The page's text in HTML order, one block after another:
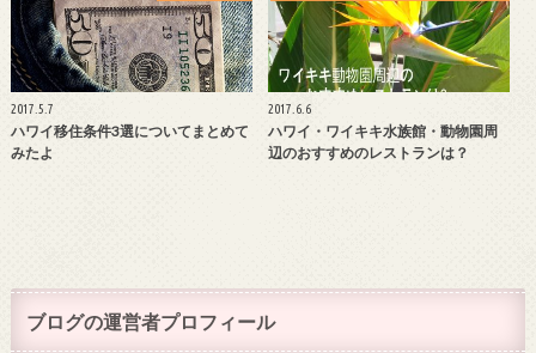
2017.5.7
ハワイ移住条件3選についてまとめて
みたよ
2017.6.6
ハワイ・ワイキキ水族館・動物園周
辺のおすすめのレストランは？
ブログの運営者プロフィール